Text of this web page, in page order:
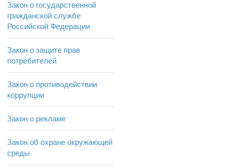
Закон о государственной
гражданской службе
Российской Федерации
Закон о защите прав
потребителей
Закон о противодействии
коррупции
Закон о рекламе
Закон об охране окружающей
среды